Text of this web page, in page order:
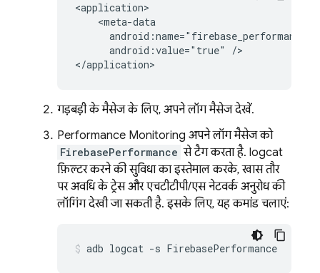
<application>
    <meta-data
      android:value="true" />
</application>
गड़बड़ी के मैसेज के लिए, अपने लॉग मैसेज देखें.
Performance Monitoring अपने लॉग मैसेज को
FirebasePerformance से टैग करता है. logcat
फ़िल्टर करने की सुविधा का इस्तेमाल करके, खास तौर
पर अवधि के ट्रेस और एचटीटीपी/एस नेटवर्क अनुरोध की
लॉगिंग देखी जा सकती है. इसके लिए, यह कमांड चलाएं:
adb logcat -s FirebasePerformance